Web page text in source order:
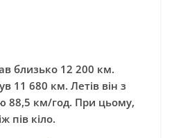
близько 12 200 км.
11 680 км. Летів він з
88,5 км/год. При цьому,
пів кіло.